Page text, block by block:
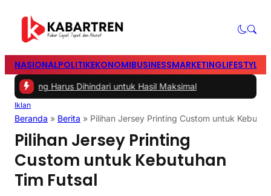
NASIONALPOLITIKEKONOMIBUSINESSMARKETINGLIFESTYLE
Harus Dihindari untuk Hasil Maksimal
Iklan
Beranda » Berita » Pilihan Jersey Printing Custom untuk
Pilihan Jersey Printing
Custom untuk Kebutuhan
Tim Futsal